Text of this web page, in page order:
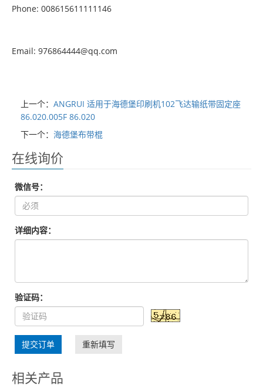
Phone: 008615611111146
Email: 976864444@qq.com
上一个： ANGRUI 适用于海德堡印刷机102飞达输纸带固定座
86.020.005F 86.020
下一个： 海德堡布带棍
在线询价
微信号：
详细内容：
验证码：
提交订单 重新填写
相关产品